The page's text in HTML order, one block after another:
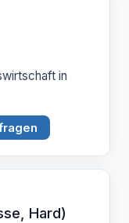
in
Hard)